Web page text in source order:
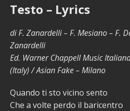
Testo – Lyrics
di F. Zanardelli – F. Mesiano – F.
Zanardelli
Ed. Warner Chappell Music
(Italy) / Asian Fake – Milano
Quando ti sto vicino sento
Che a volte perdo il baricentro